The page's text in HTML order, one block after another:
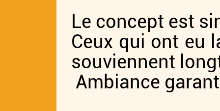
Le concept est
Ceux qui ont eu
souviennent
Ambiance